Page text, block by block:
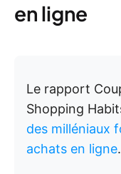
en ligne
Le rapport
Shopping
des milléniaux
achats en ligne.